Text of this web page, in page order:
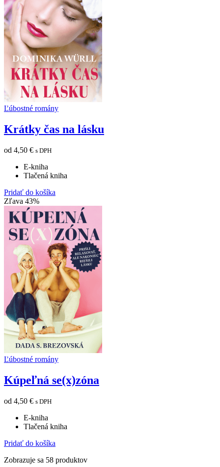
Ľúbostné romány
Krátky čas na lásku
od 4,50 € s DPH
E-kniha
Tlačená kniha
Pridať do košíka
Zľava 43%
Ľúbostné romány
Kúpeľná se(x)zóna
od 4,50 € s DPH
E-kniha
Tlačená kniha
Pridať do košíka
Zobrazuje sa 58 produktov